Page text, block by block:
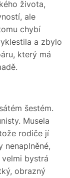
života,
ale
chybí
a zbylo
který má
šestém.
Musela
rodiče jí
nenaplněné,
bystrá
obrazný